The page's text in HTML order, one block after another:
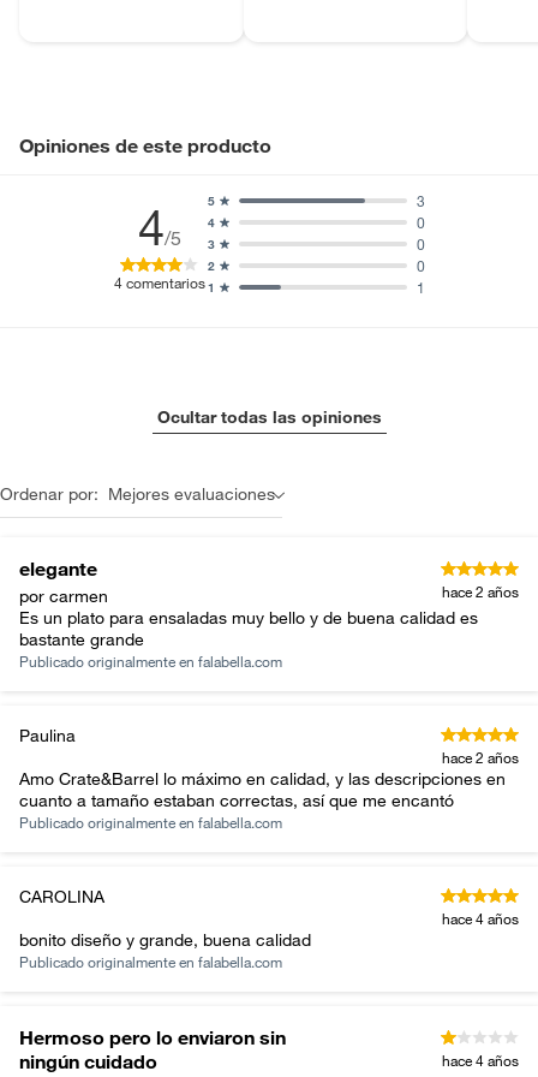
Opiniones de este producto
4/5
4 comentarios1 1
2 0
3 0
4 0
5 3
Ocultar todas las opiniones
Ordenar por: Mejores evaluaciones
elegante
por carmen hace 2 años
Es un plato para ensaladas muy bello y de buena calidad es
bastante grande
Publicado originalmente en falabella.com
Paulina
hace 2 años
Amo Crate&Barrel lo máximo en calidad, y las descripciones en
cuanto a tamaño estaban correctas, así que me encantó
Publicado originalmente en falabella.com
CAROLINA
hace 4 años
bonito diseño y grande, buena calidad
Publicado originalmente en falabella.com
Hermoso pero lo enviaron sin
ningún cuidado
hace 4 años